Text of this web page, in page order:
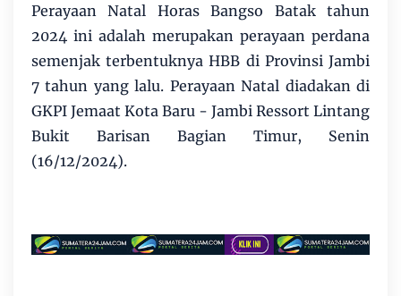
Perayaan Natal Horas Bangso Batak tahun
2024 ini adalah merupakan perayaan perdana
semenjak terbentuknya HBB di Provinsi Jambi
7 tahun yang lalu. Perayaan Natal diadakan di
GKPI Jemaat Kota Baru - Jambi Ressort Lintang
Bukit Barisan Bagian Timur, Senin
(16/12/2024).